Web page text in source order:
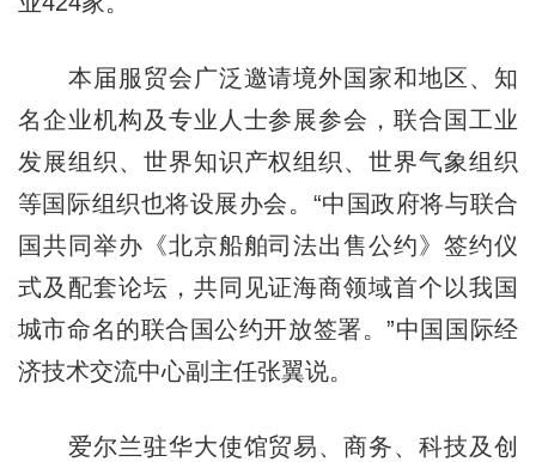
本届服贸会广泛邀请境外国家和地区、知
名企业机构及专业人士参展参会，联合国工业
发展组织、世界知识产权组织、世界气象组织
等国际组织也将设展办会。“中国政府将与联合
国共同举办《北京船舶司法出售公约》签约仪
式及配套论坛，共同见证海商领域首个以我国
城市命名的联合国公约开放签署。”中国国际经
济技术交流中心副主任张翼说。
爱尔兰驻华大使馆贸易、商务、科技及创